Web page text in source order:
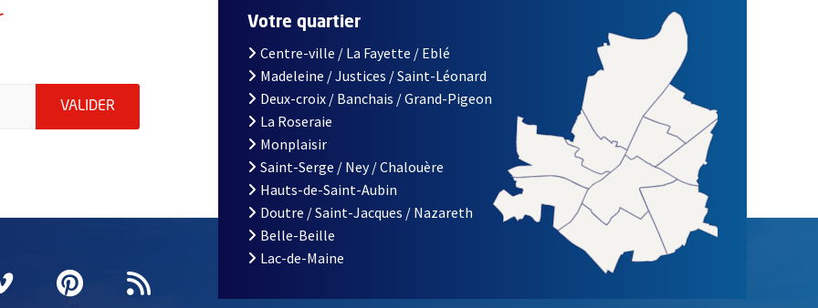
indiquez votre email (champ obligatoire)
VALIDER ENVOYER MA DEMANDE D'INSCRIPTION À LA LETTRE D'INFORMATION DE LA VILLE D'ANGERS
fenêtrefenêtre
une nouvelle fenêtre
Vimeo
, Ouvre une nouvelle fenêtre
Pinterest
, Ouvre une nouvelle fenêtre
Flux RSS
Votre quartier
Centre-ville / La Fayette / Eblé
Madeleine / Justices / Saint-Léonard
Deux-croix / Banchais / Grand-Pigeon
La Roseraie
Monplaisir
Saint-Serge / Ney / Chalouère
Hauts-de-Saint-Aubin
Doutre / Saint-Jacques / Nazareth
Belle-Beille
Lac-de-Maine